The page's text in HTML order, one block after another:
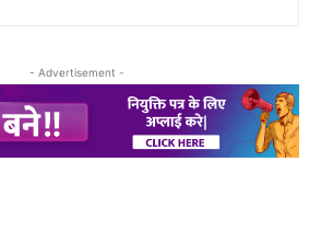
- Advertisement -